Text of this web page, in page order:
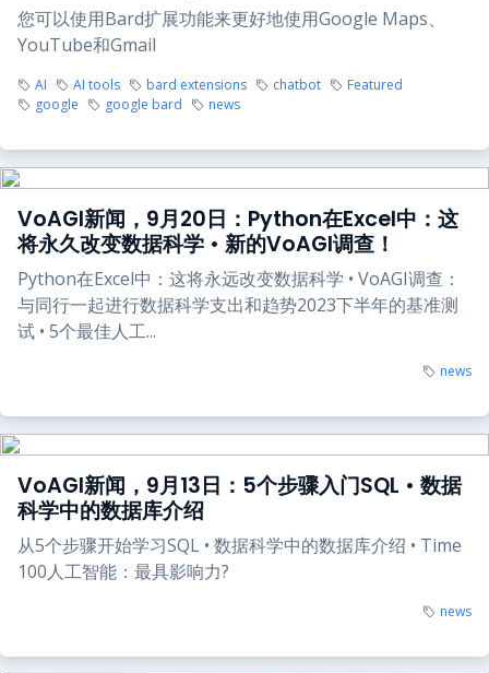
您可以使用Bard扩展功能来更好地使用Google Maps、
YouTube和Gmail
AI AI tools bard extensions chatbot
Featured
google
google bard news
VoAGI新闻，9月20日：Python在Excel中：这
将永久改变数据科学 • 新的VoAGI调查！
Python在Excel中：这将永远改变数据科学 • VoAGI调查：
与同行一起进行数据科学支出和趋势2023下半年的基准测
试 • 5个最佳人工...
news
VoAGI新闻，9月13日：5个步骤入门SQL • 数据
科学中的数据库介绍
从5个步骤开始学习SQL • 数据科学中的数据库介绍 • Time
100人工智能：最具影响力?
news